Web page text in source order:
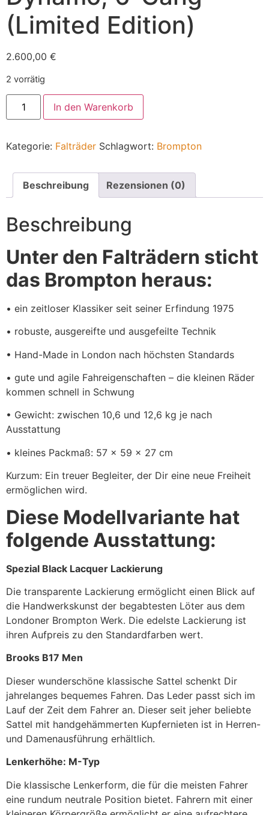
(Limited Edition)
2.600,00 €
2 vorrätig
In den Warenkorb
Kategorie: Falträder Schlagwort: Brompton
Beschreibung Rezensionen (0)
Beschreibung
Unter den Falträdern sticht
das Brompton heraus:
• ein zeitloser Klassiker seit seiner Erfindung 1975
• robuste, ausgereifte und ausgefeilte Technik
• Hand-Made in London nach höchsten Standards
• gute und agile Fahreigenschaften – die kleinen Räder
kommen schnell in Schwung
• Gewicht: zwischen 10,6 und 12,6 kg je nach
Ausstattung
• kleines Packmaß: 57 x 59 x 27 cm
Kurzum: Ein treuer Begleiter, der Dir eine neue Freiheit
ermöglichen wird.
Diese Modellvariante hat
folgende Ausstattung:
Spezial Black Lacquer Lackierung
Die transparente Lackierung ermöglicht einen Blick auf
die Handwerkskunst der begabtesten Löter aus dem
Londoner Brompton Werk. Die edelste Lackierung ist
ihren Aufpreis zu den Standardfarben wert.
Brooks B17 Men
Dieser wunderschöne klassische Sattel schenkt Dir
jahrelanges bequemes Fahren. Das Leder passt sich im
Lauf der Zeit dem Fahrer an. Dieser seit jeher beliebte
Sattel mit hand­gehämmerten Kupfernieten ist in Herren-
und Damenausführung erhältlich.
Lenkerhöhe: M-Typ
Die klassische Lenkerform, die für die meisten Fahrer
eine rundum neutrale Position bietet. Fahrern mit einer